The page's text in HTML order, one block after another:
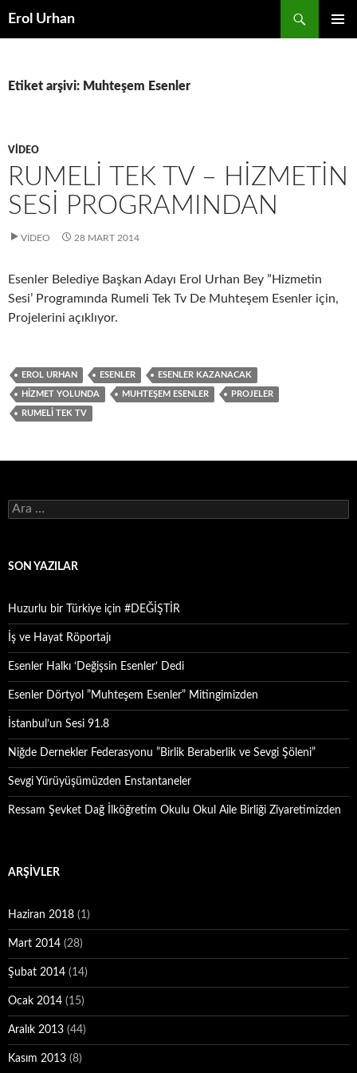
Erol Urhan
Etiket arşivi: Muhteşem Esenler
VIDEO
RUMELI TEK TV – HIZMETIN
SESI PROGRAMINDAN
VIDEO 28 MART 2014
Esenler Belediye Başkan Adayı Erol Urhan Bey ”Hizmetin
Sesi’ Programında Rumeli Tek Tv De Muhteşem Esenler için,
Projelerini açıklıyor.
EROL URHAN ESENLER ESENLER KAZANACAK
HIZMET YOLUNDA MUHTEŞEM ESENLER PROJELER
RUMELI TEK TV
Arama:
SON YAZILAR
Huzurlu bir Türkiye için #DEĞİŞTİR
İş ve Hayat Röportajı
Esenler Halkı ‘Değişsin Esenler’ Dedi
Esenler Dörtyol ”Muhteşem Esenler” Mitingimizden
İstanbul’un Sesi 91.8
Niğde Dernekler Federasyonu ”Birlik Beraberlik ve Sevgi Şöleni”
Sevgi Yürüyüşümüzden Enstantaneler
Ressam Şevket Dağ İlköğretim Okulu Okul Aile Birliği Ziyaretimizden
ARŞIVLER
Haziran 2018 (1)
Mart 2014 (28)
Şubat 2014 (14)
Ocak 2014 (15)
Aralık 2013 (44)
Kasım 2013 (8)